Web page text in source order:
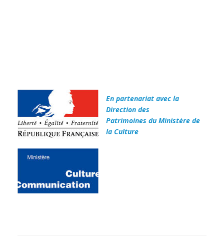
En partenariat avec la
Direction des
Patrimoines du Ministère de
la Culture